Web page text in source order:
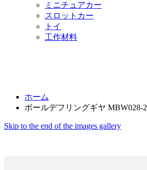
ミニチュアカー
スロットカー
トイ
工作材料
ホーム
ボールデフリングギヤ MBW028-2
Skip to the end of the images gallery